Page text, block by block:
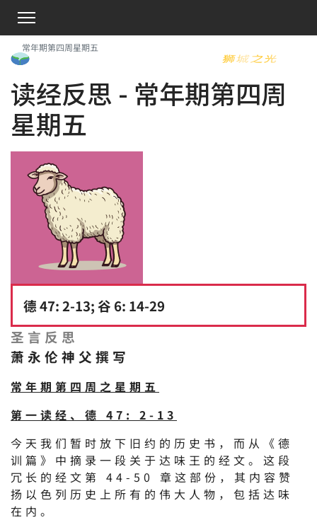
常年期第四周星期五
读经反思 - 常年期第四周
星期五
德 47: 2-13; 谷 6: 14-29
圣言反思
萧永伦神父撰写
常年期第四周之星期五
第一读经、德 47: 2-13
今天我们暂时放下旧约的历史书，而从《德
训篇》中摘录一段关于达味王的经文。这段
冗长的经文第 44-50 章这部份，其内容赞
扬以色列历史上所有的伟大人物，包括达味
在内。